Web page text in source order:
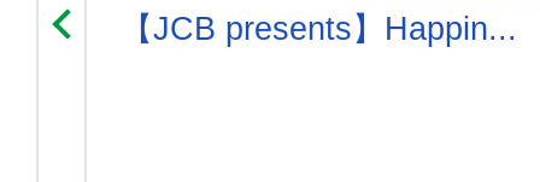
【JCB presents】Happin...